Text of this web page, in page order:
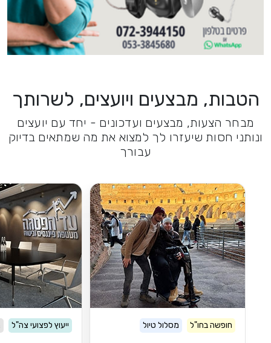
הטבות, מבצעים ויועצים, לשרותך
מבחר הצעות, מבצעים ועדכונים - יחד עם יועצים
ונותני חסות שיעזרו לך למצוא את מה שמתאים בדיוק
עבורך
חופשה בחו"ל מסלול טיול ייעוץ לפצועי צה"ל